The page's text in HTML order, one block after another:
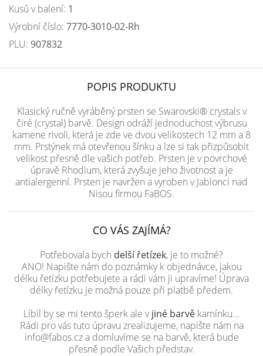
Kusů v balení: 1
Výrobní číslo: 7770-3010-02-Rh
PLU: 907832
POPIS PRODUKTU
Klasický ručně vyráběný prsten se Swarovski® crystals v
čiré (crystal) barvě. Design odráží jednoduchost výbrusu
kamene rivoli, která je zde ve dvou velikostech 12 mm a 8
mm. Prstýnek má otevřenou šínku a lze si tak přizpůsobit
velikost přesně dle vašich potřeb. Prsten je v povrchové
úpravě Rhodium, která zvyšuje jeho životnost a je
antialergenní. Prsten je navržen a vyroben v Jablonci nad
Nisou firmou FaBOS.
CO VÁS ZAJÍMÁ?
Potřebovala bych delší řetízek, je to možné?
ANO! Napište nám do poznámky k objednávce, jakou
délku řetízku potřebujete a rádi vám ji upravíme! Úprava
délky řetízku je možná pouze při platbě předem.
Líbil by se mi tento šperk ale vjiné barvě kamínku...
Rádi pro vás tuto úpravu zrealizujeme, napište nám na
info@fabos.cz a domluvíme se na barvě, která bude
přesně podle Vašich představ.